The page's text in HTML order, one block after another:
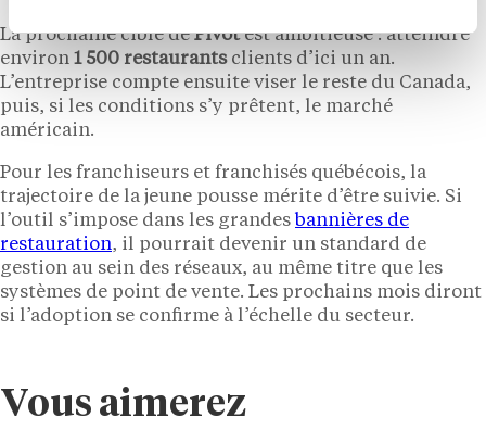
La prochaine cible dePivotest ambitieuse : atteindre
environ 1 500 restaurantsclients d’ici un an.
L’entreprise compte ensuite viser le reste du Canada,
puis, si les conditions s’y prêtent, le marché
américain.
Pour les franchiseurs et franchisés québécois, la
trajectoire de la jeune pousse mérite d’être suivie. Si
l’outil s’impose dans les grandes bannières de
restauration, il pourrait devenir un standard de
gestion au sein des réseaux, au même titre que les
systèmes de point de vente. Les prochains mois diront
si l’adoption se confirme à l’échelle du secteur.
Vous aimerez